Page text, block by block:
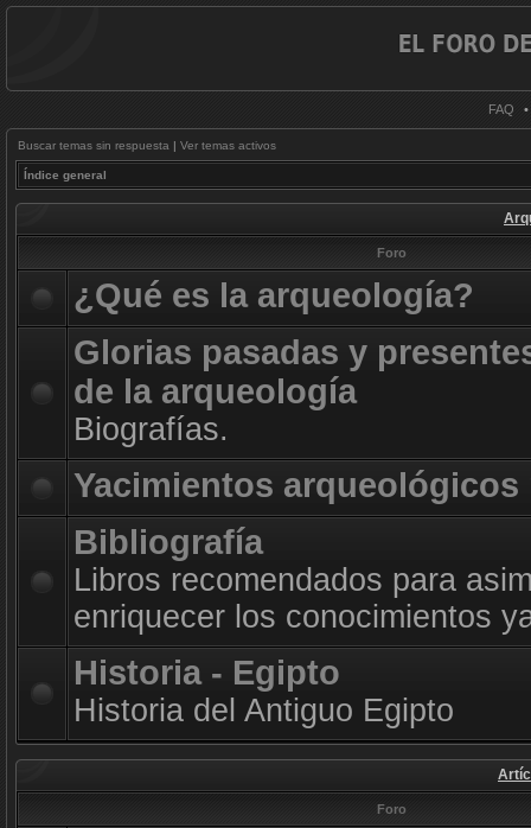
FAQ •
Buscar temas sin respuesta | Ver temas activos
Índice general
Foro
¿Qué es la arqueología?
Glorias pasadas y
de la arqueología
Biografías.
Yacimientos arqueológicos
Bibliografía
Libros recomendados para
enriquecer los conocimientos
Historia - Egipto
Historia del Antiguo Egipto
Foro